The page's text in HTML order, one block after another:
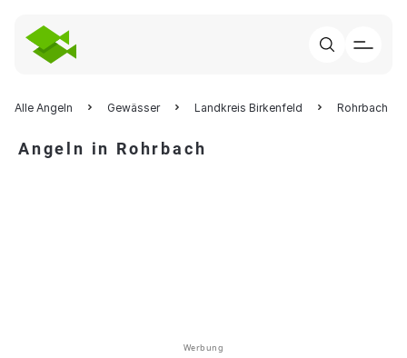
Alle Angeln Gewässer Landkreis Birkenfeld Rohrbach
Angeln in Rohrbach
Werbung